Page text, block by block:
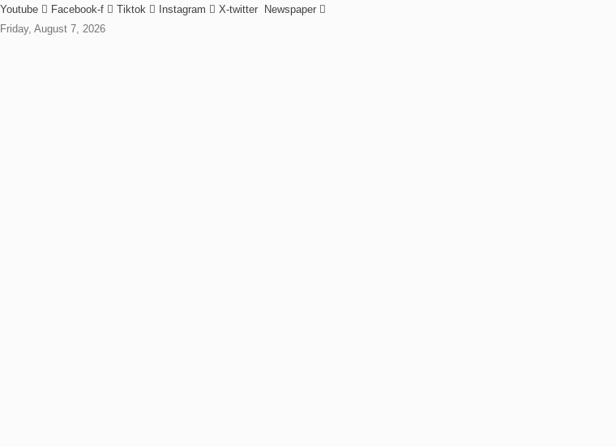
Youtube Facebook-f Tiktok Instagram X-twitter
Newspaper
Friday, August 7, 2026